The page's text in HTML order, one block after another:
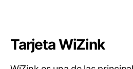
Tarjeta WiZink